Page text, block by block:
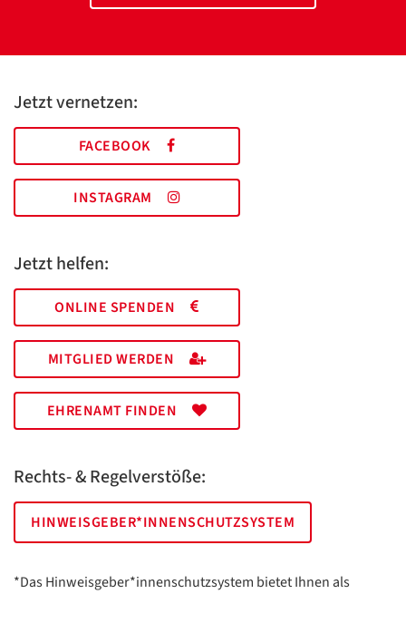
Jetzt vernetzen:
FACEBOOK
INSTAGRAM
Jetzt helfen:
ONLINE SPENDEN
MITGLIED WERDEN
EHRENAMT FINDEN
Rechts- & Regelverstöße:
HINWEISGEBER*INNENSCHUTZSYSTEM
*Das Hinweisgeber*innenschutzsystem bietet Ihnen als